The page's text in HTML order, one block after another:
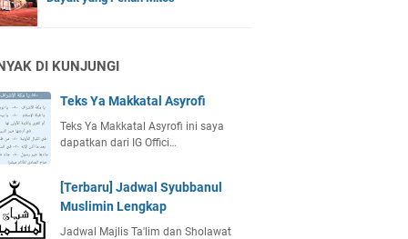
DI KUNJUNGI
Teks Ya Makkatal Asyrofi
Teks Ya Makkatal Asyrofi ini saya
dapatkan dari IG Offici…
[Terbaru] Jadwal Syubbanul
Muslimin Lengkap
Jadwal Majlis Ta'lim dan Sholawat